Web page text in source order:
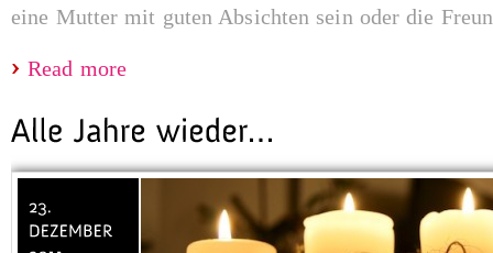
eine Mutter mit guten Absichten sein oder die
Read more